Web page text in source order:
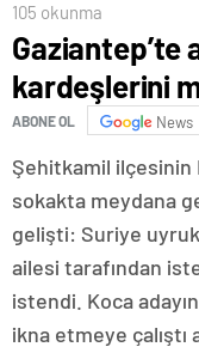
105 okunma
Gaziantep’te
kardeşlerini
ABONE OL News
Şehitkamil ilçesinin
sokakta meydana
gelişti: Suriye
ailesi tarafından
istendi. Koca
ikna etmeye çalıştı